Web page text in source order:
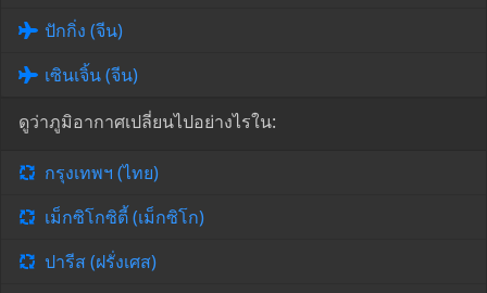
ปักกิ่ง (จีน)
เซินเจิ้น (จีน)
ดูว่าภูมิอากาศเปลี่ยนไปอย่างไรใน:
กรุงเทพฯ (ไทย)
เม็กซิโกซิตี้ (เม็กซิโก)
ปารีส (ฝรั่งเศส)